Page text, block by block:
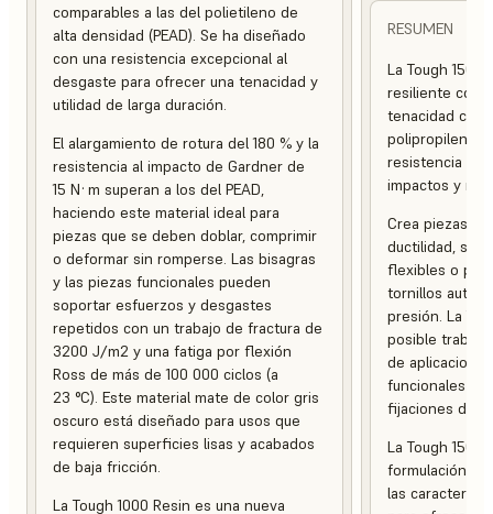
comparables a las del polietileno de
alta densidad (PEAD). Se ha diseñado
con una resistencia excepcional al
desgaste para ofrecer una tenacidad y
utilidad de larga duración.
El alargamiento de rotura del 180 % y la
resistencia al impacto de Gardner de
15 N·m superan a los del PEAD,
haciendo este material ideal para
piezas que se deben doblar, comprimir
o deformar sin romperse. Las bisagras
y las piezas funcionales pueden
soportar esfuerzos y desgastes
repetidos con un trabajo de fractura de
3200 J/m2 y una fatiga por flexión
Ross de más de 100 000 ciclos (a
23 °C). Este material mate de color gris
oscuro está diseñado para usos que
requieren superficies lisas y acabados
de baja fricción.
La Tough 1000 Resin es una nueva
RESUMEN
La Tough 1500
resiliente con
tenacidad
polipropileno,
resistencia
impactos y
Crea piezas
ductilidad, sea
flexibles o
tornillos
presión. La
posible
de
funcionales
fijaciones de
La Tough 1500
formulación
las